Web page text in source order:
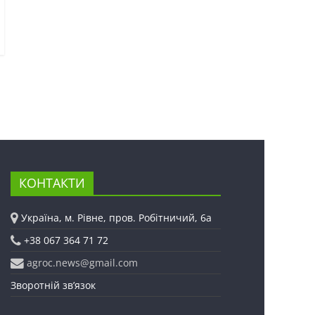
КОНТАКТИ
Україна, м. Рівне, пров. Робітничий, 6а
+38 067 364 71 72
agroc.news@gmail.com
Зворотній зв’язок